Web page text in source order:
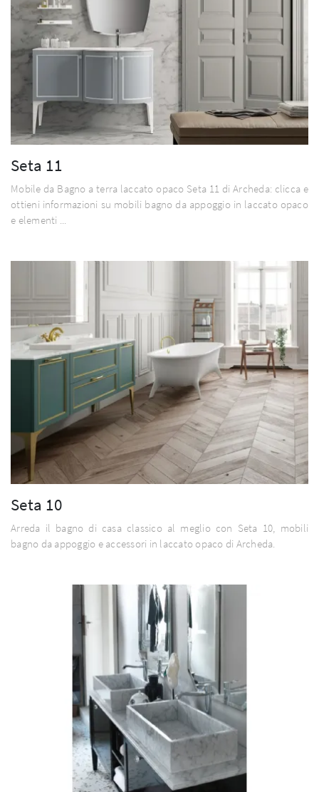
Seta 11
Mobile da Bagno a terra laccato opaco Seta 11 di Archeda: clicca e
ottieni informazioni su mobili bagno da appoggio in laccato opaco
e elementi ...
Seta 10
Arreda il bagno di casa classico al meglio con Seta 10, mobili
bagno da appoggio e accessori in laccato opaco di Archeda.